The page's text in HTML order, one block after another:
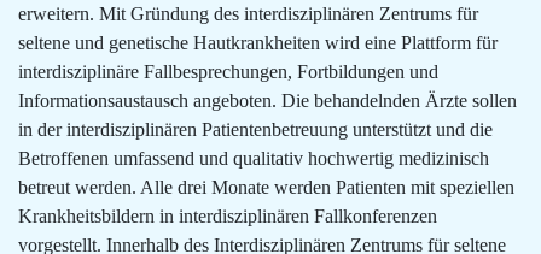
erweitern. Mit Gründung des interdisziplinären Zentrums für
seltene und genetische Hautkrankheiten wird eine Plattform für
interdisziplinäre Fallbesprechungen, Fortbildungen und
Informationsaustausch angeboten. Die behandelnden Ärzte sollen
in der interdisziplinären Patientenbetreuung unterstützt und die
Betroffenen umfassend und qualitativ hochwertig medizinisch
betreut werden. Alle drei Monate werden Patienten mit speziellen
Krankheitsbildern in interdisziplinären Fallkonferenzen
vorgestellt. Innerhalb des Interdisziplinären Zentrums für seltene